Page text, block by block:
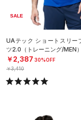
SALE
UAテック ショートスリー
ツ2.0（トレーニング/MEN）
￥2,387 30%OFF
￥3,410